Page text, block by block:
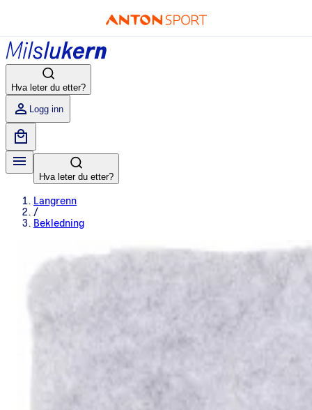
Hva leter du etter?
Logg inn
Hva leter du etter?
Langrenn
/
Bekledning